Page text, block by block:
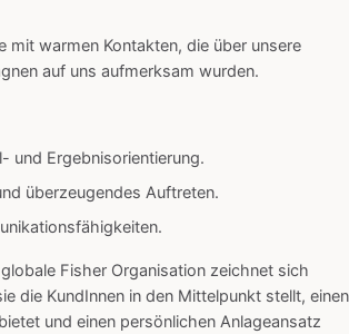
mit warmen Kontakten, die über unsere
auf uns aufmerksam wurden.
und Ergebnisorientierung.
überzeugendes Auftreten.
Fisher Organisation zeichnet sich
die KundInnen in den Mittelpunkt stellt, einen
und einen persönlichen Anlageansatz